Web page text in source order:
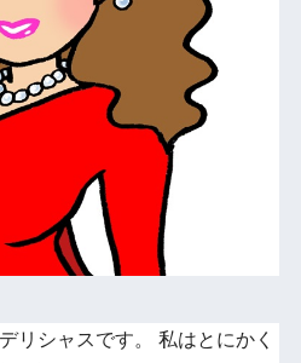
リシャスです。 私はとにかく